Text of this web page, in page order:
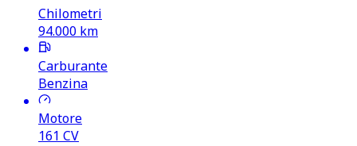
Chilometri
94.000 km
Carburante
Benzina
Motore
161 CV